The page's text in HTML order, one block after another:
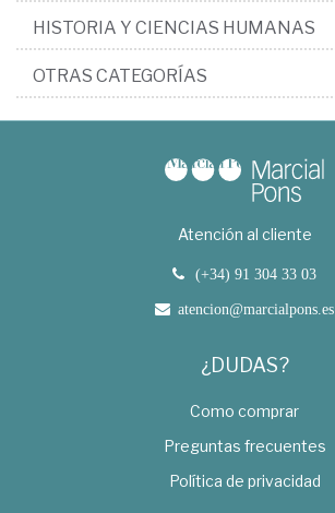
HISTORIA Y CIENCIAS HUMANAS
OTRAS CATEGORÍAS
Atención al cliente
(+34) 91 304 33 03
atencion@marcialpons.es
¿DUDAS?
Como comprar
Preguntas frecuentes
Política de privacidad